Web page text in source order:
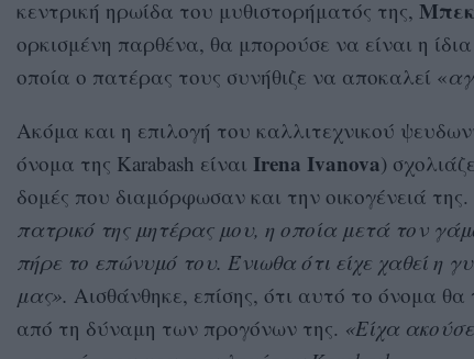
κεντρική ηρωίδα του μυθιστορήματός της,
ορκισμένη παρθένα, θα μπορούσε να είναι η
οποία ο πατέρας τους συνήθιζε να αποκαλεί «
Ακόμα και η επιλογή του καλλιτεχνικού
όνομα της Karabash είναι Irena Ivanova)
δομές που διαμόρφωσαν και την οικογένειά της.
πατρικό της μητέρας μου, η οποία μετά τον
πήρε το επώνυμό του. Ένιωθα ότι είχε χαθεί η
μας». Αισθάνθηκε, επίσης, ότι αυτό το όνομα θα
από τη δύναμη των προγόνων της. «Είχα